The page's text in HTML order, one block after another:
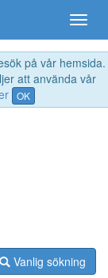
på vår hemsida.
att använda vår
OK
Vanlig sökning